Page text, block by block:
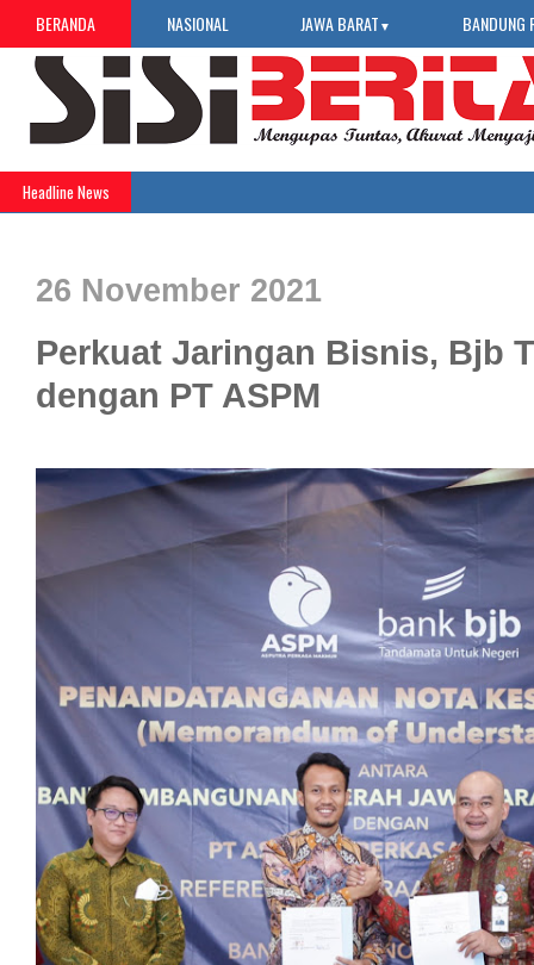
BERANDA NASIONAL JAWA BARAT ▼ BANDUNG
Headline News
26 November 2021
Perkuat Jaringan Bisnis, Bjb
dengan PT ASPM